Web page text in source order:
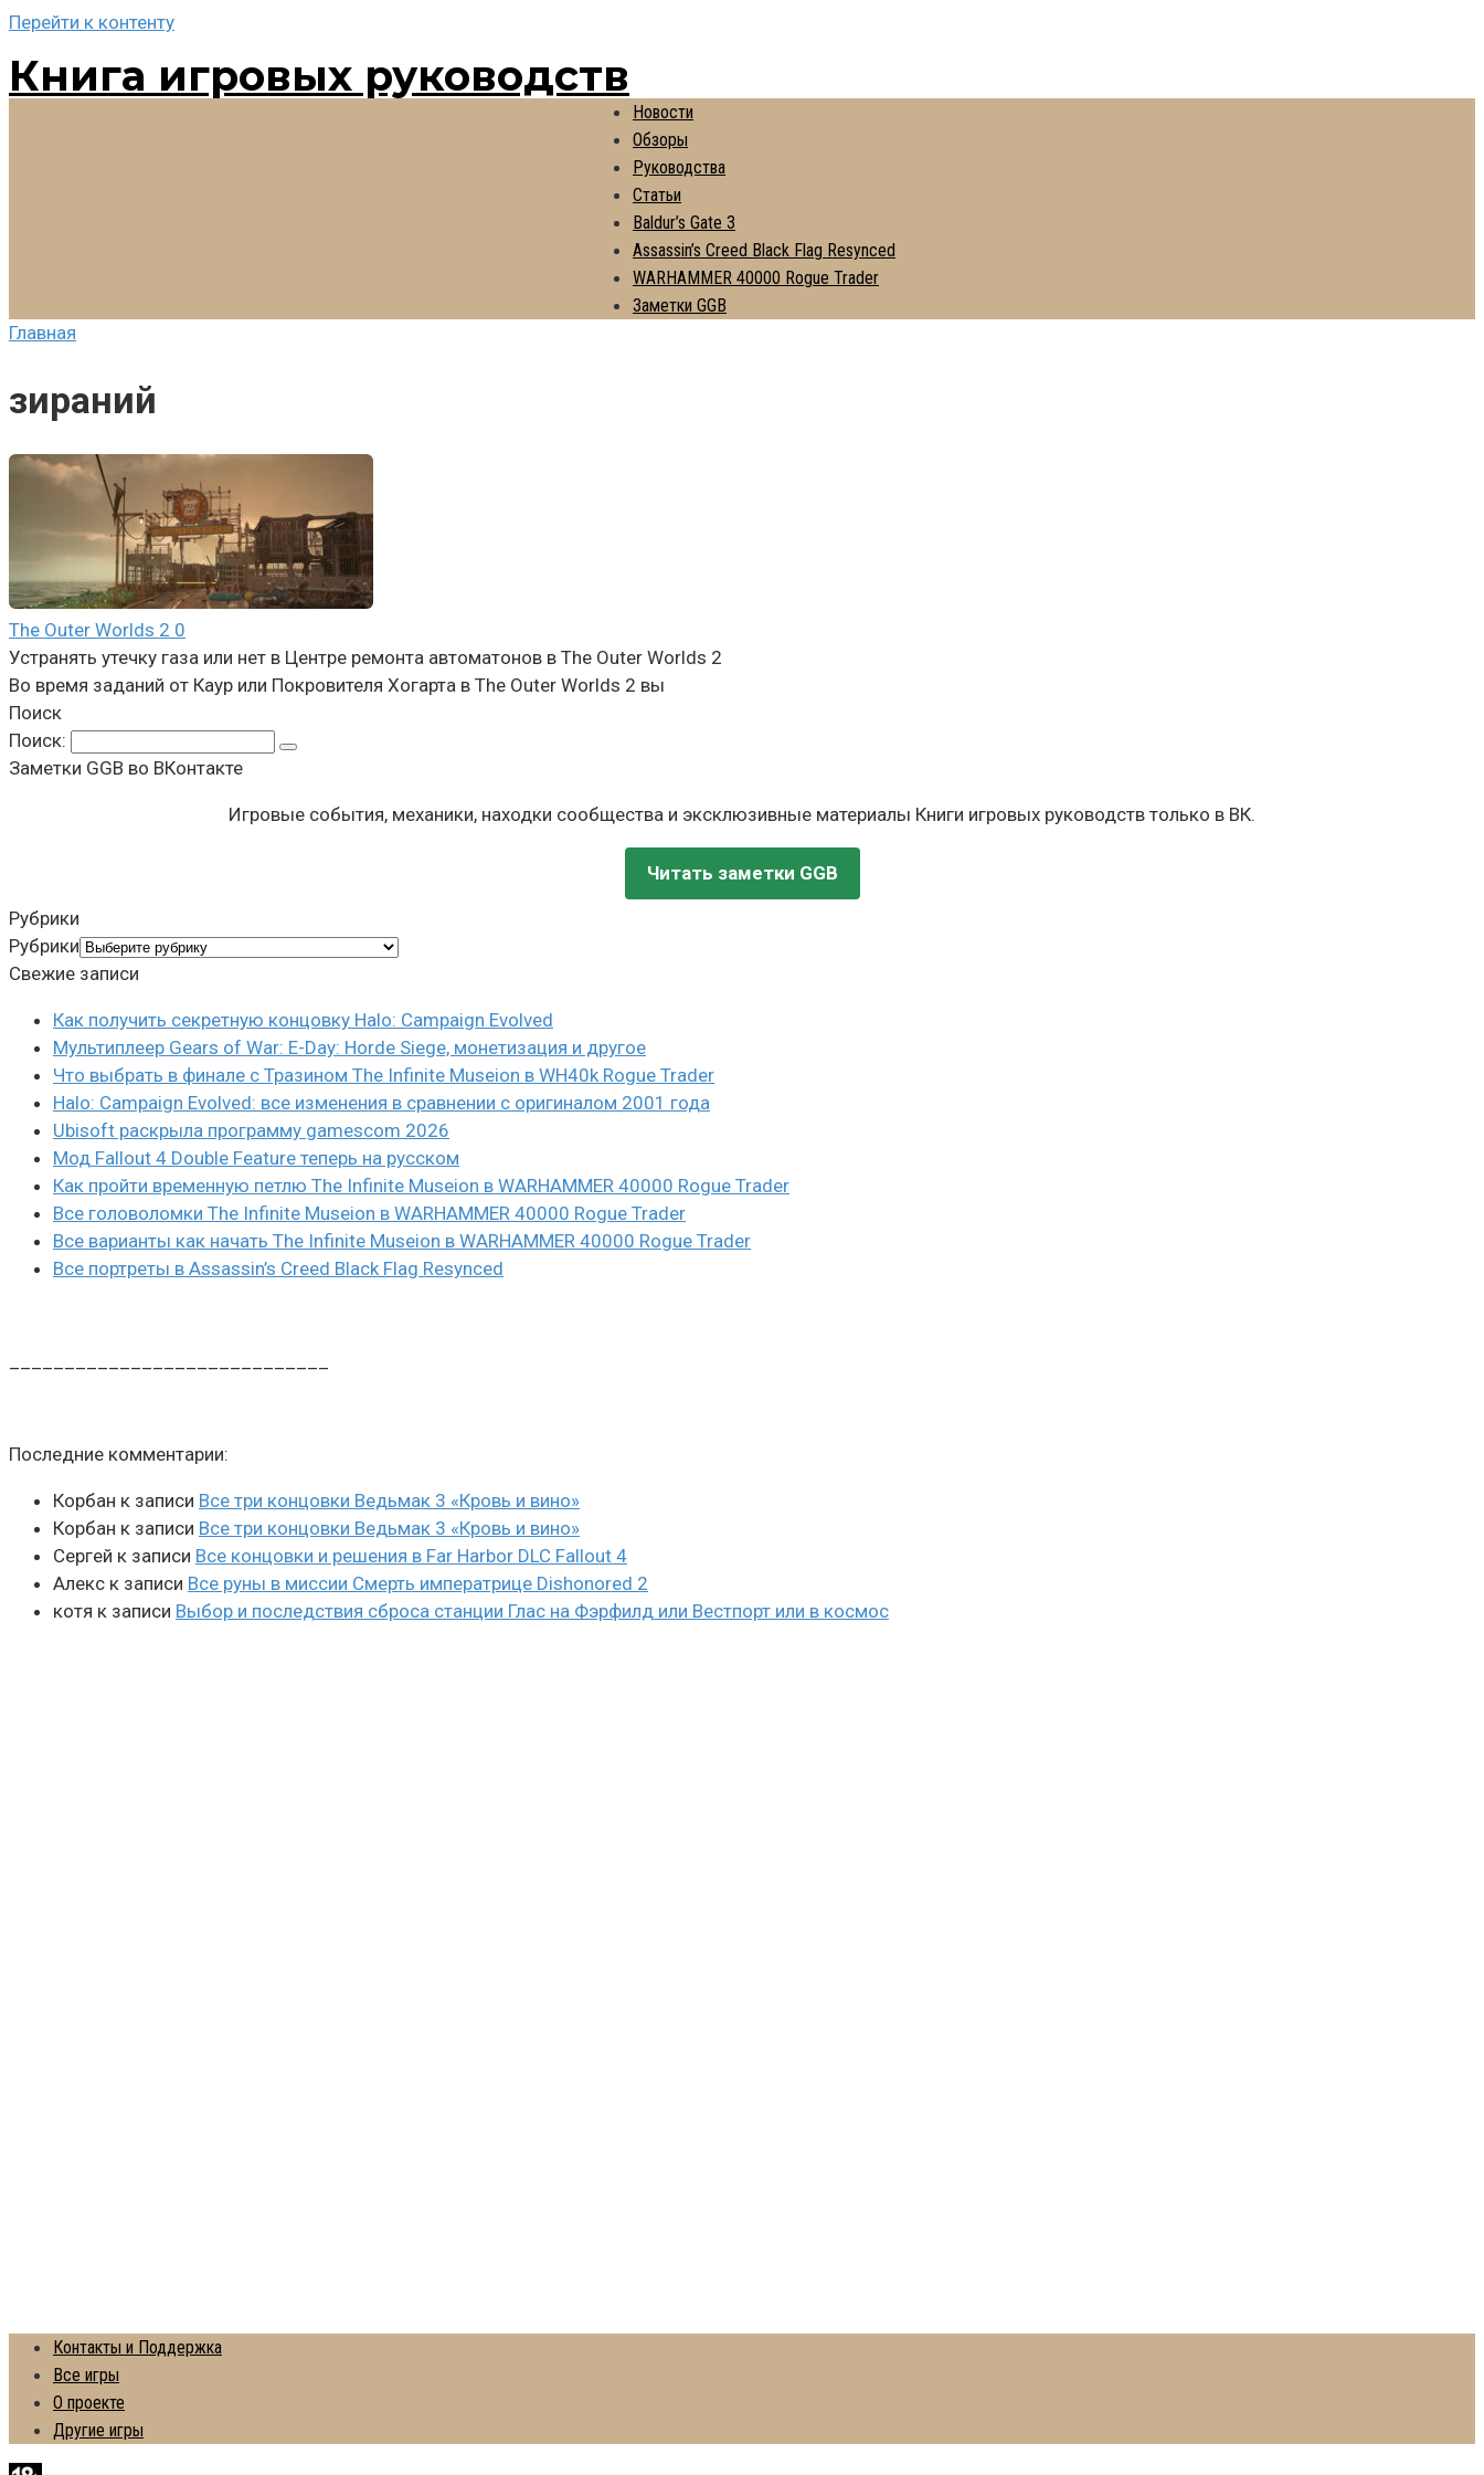
Перейти к контенту
Книга игровых руководств
Новости
Обзоры
Руководства
Статьи
Baldur’s Gate 3
Assassin’s Creed Black Flag Resynced
WARHAMMER 40000 Rogue Trader
Заметки GGB
Главная
зираний
The Outer Worlds 2 0
Устранять утечку газа или нет в Центре ремонта автоматонов в The Outer Worlds 2
Во время заданий от Каур или Покровителя Хогарта в The Outer Worlds 2 вы
Поиск
Поиск:
Заметки GGB во ВКонтакте
Игровые события, механики, находки сообщества и эксклюзивные материалы Книги игровых руководств только в ВК.
Читать заметки GGB
Рубрики
Рубрики
Свежие записи
Как получить секретную концовку Halo: Campaign Evolved
Мультиплеер Gears of War: E-Day: Horde Siege, монетизация и другое
Что выбрать в финале с Тразином The Infinite Museion в WH40k Rogue Trader
Halo: Campaign Evolved: все изменения в сравнении с оригиналом 2001 года
Ubisoft раскрыла программу gamescom 2026
Мод Fallout 4 Double Feature теперь на русском
Как пройти временную петлю The Infinite Museion в WARHAMMER 40000 Rogue Trader
Все головоломки The Infinite Museion в WARHAMMER 40000 Rogue Trader
Все варианты как начать The Infinite Museion в WARHAMMER 40000 Rogue Trader
Все портреты в Assassin’s Creed Black Flag Resynced
Последние комментарии:
Корбан к записи Все три концовки Ведьмак 3 «Кровь и вино»
Корбан к записи Все три концовки Ведьмак 3 «Кровь и вино»
Сергей к записи Все концовки и решения в Far Harbor DLC Fallout 4
Алекс к записи Все руны в миссии Смерть императрице Dishonored 2
котя к записи Выбор и последствия сброса станции Глас на Фэрфилд или Вестпорт или в космос
Контакты и Поддержка
Все игры
О проекте
Другие игры